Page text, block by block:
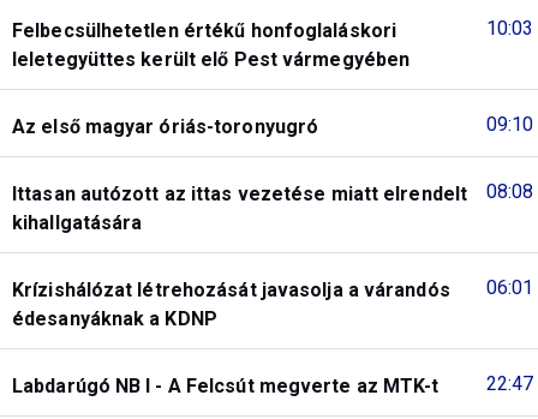
10:03
Felbecsülhetetlen értékű honfoglaláskori
leletegyüttes került elő Pest vármegyében
09:10
Az első magyar óriás-toronyugró
08:08
Ittasan autózott az ittas vezetése miatt elrendelt
kihallgatására
06:01
Krízishálózat létrehozását javasolja a várandós
édesanyáknak a KDNP
22:47
Labdarúgó NB I - A Felcsút megverte az MTK-t